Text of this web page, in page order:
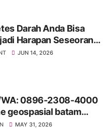
Darah Anda Bisa
Harapan Seseorang:
di Donor
JUN 14, 2026
0896-2308-4000
geospasial batam
MAY 31, 2026